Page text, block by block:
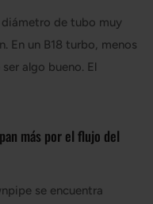
diámetro de tubo muy
En un B18 turbo, menos
algo bueno. El
más por el flujo del
se encuentra